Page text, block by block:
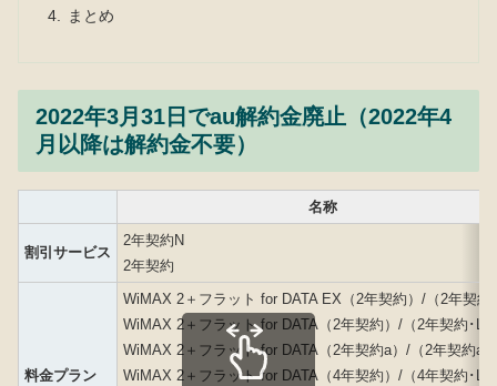
まとめ
2022年3月31日でau解約金廃止（2022年4
月以降は解約金不要）
名称
割引サービス
2年契約N
2年契約
料金プラン
WiMAX 2＋フラット for DATA EX（2年契約）/（2年契約
WiMAX 2＋フラット for DATA（2年契約）/（2年契約･L）
WiMAX 2＋フラット for DATA（2年契約a）/（2年契約a･
WiMAX 2＋フラット for DATA（4年契約）/（4年契約･L）